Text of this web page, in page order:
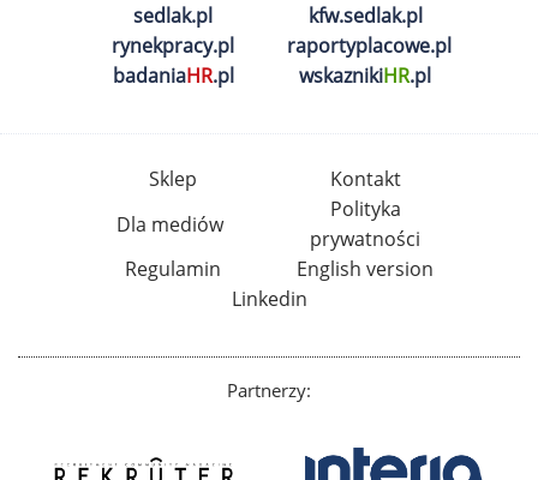
sedlak.pl
kfw.sedlak.pl
rynekpracy.pl
raportyplacowe.pl
badaniaHR.pl wskaznikiHR.pl
Sklep
Kontakt
Dla mediów
Polityka
prywatności
Regulamin
English version
Linkedin
Partnerzy: